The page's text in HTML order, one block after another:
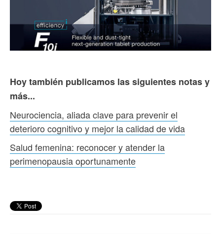
Hoy también publicamos las siguientes notas y
más...
Neurociencia, aliada clave para prevenir el
deterioro cognitivo y mejor la calidad de vida
Salud femenina: reconocer y atender la
perimenopausia oportunamente